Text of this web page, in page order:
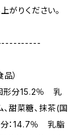
がりください。
）
形分15.2％ 乳
、甜菜糖、抹茶(国
分：14.7％ 乳脂